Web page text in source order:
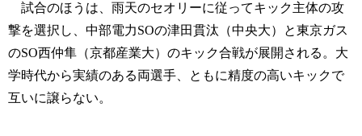
試合のほうは、雨天のセオリーに従ってキック主体の攻
撃を選択し、中部電力SOの津田貫汰（中央大）と東京ガス
のSO西仲隼（京都産業大）のキック合戦が展開される。大
学時代から実績のある両選手、ともに精度の高いキックで
互いに譲らない。